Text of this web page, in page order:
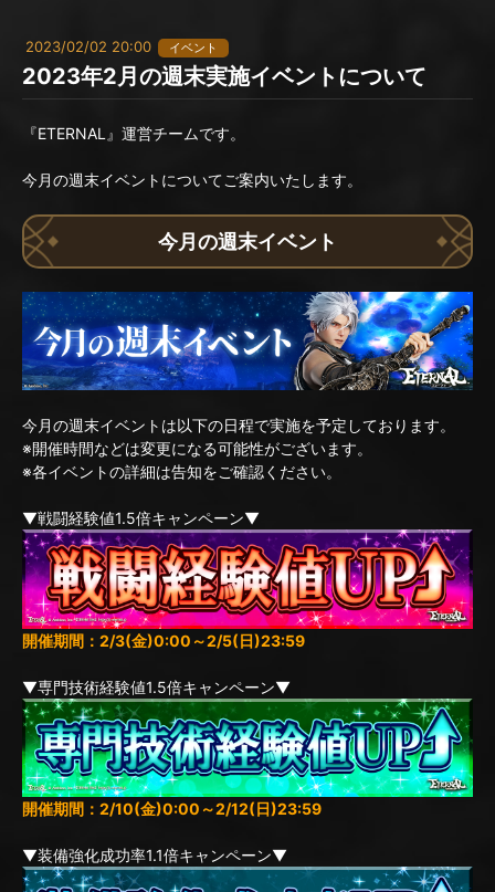
2023/02/02 20:00 イベント
2023年2月の週末実施イベントについて
『ETERNAL』運営チームです。
今月の週末イベントについてご案内いたします。
今月の週末イベント
今月の週末イベントは以下の日程で実施を予定しております。
※開催時間などは変更になる可能性がございます。
※各イベントの詳細は告知をご確認ください。
▼戦闘経験値1.5倍キャンペーン▼
開催期間：2/3(金)0:00～2/5(日)23:59
▼専門技術経験値1.5倍キャンペーン▼
開催期間：2/10(金)0:00～2/12(日)23:59
▼装備強化成功率1.1倍キャンペーン▼